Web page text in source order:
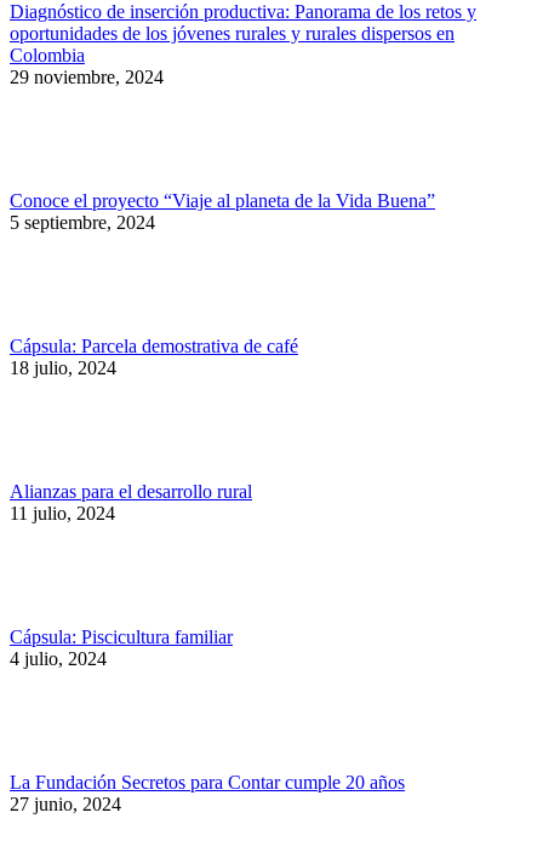
Diagnóstico de inserción productiva: Panorama de los retos y
oportunidades de los jóvenes rurales y rurales dispersos en
Colombia
29 noviembre, 2024
Conoce el proyecto “Viaje al planeta de la Vida Buena”
5 septiembre, 2024
Cápsula: Parcela demostrativa de café
18 julio, 2024
Alianzas para el desarrollo rural
11 julio, 2024
Cápsula: Piscicultura familiar
4 julio, 2024
La Fundación Secretos para Contar cumple 20 años
27 junio, 2024